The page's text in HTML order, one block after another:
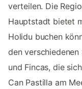
verteilen. Die
Hauptstadt bietet
Holidu buchen
den
und Fincas, die
Can Pastilla am